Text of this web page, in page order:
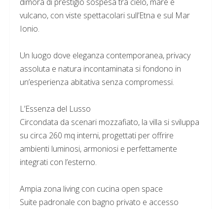
vulcano, con viste spettacolari sull’Etna e sul Mar
Ionio.
Un luogo dove eleganza contemporanea, privacy
assoluta e natura incontaminata si fondono in
un’esperienza abitativa senza compromessi.
L’Essenza del Lusso
Circondata da scenari mozzafiato, la villa si sviluppa
su circa 260 mq interni, progettati per offrire
ambienti luminosi, armoniosi e perfettamente
integrati con l’esterno.
Ampia zona living con cucina open space
Suite padronale con bagno privato e accesso